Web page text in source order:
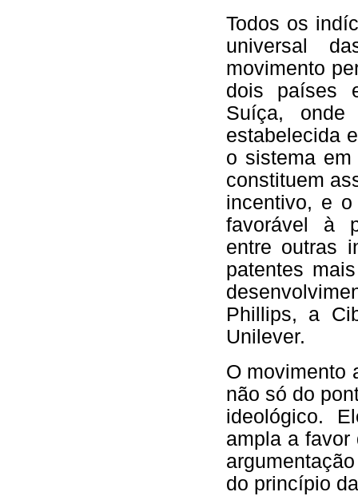
Todos os
universal
movimento
dois países
Suíça,
estabelecida
o sistema
constituem
incentivo, e
favorável à
entre outras
patentes
Phillips, a
Unilever.
O movimento
não só do
ideológico.
ampla a favor
do princípio